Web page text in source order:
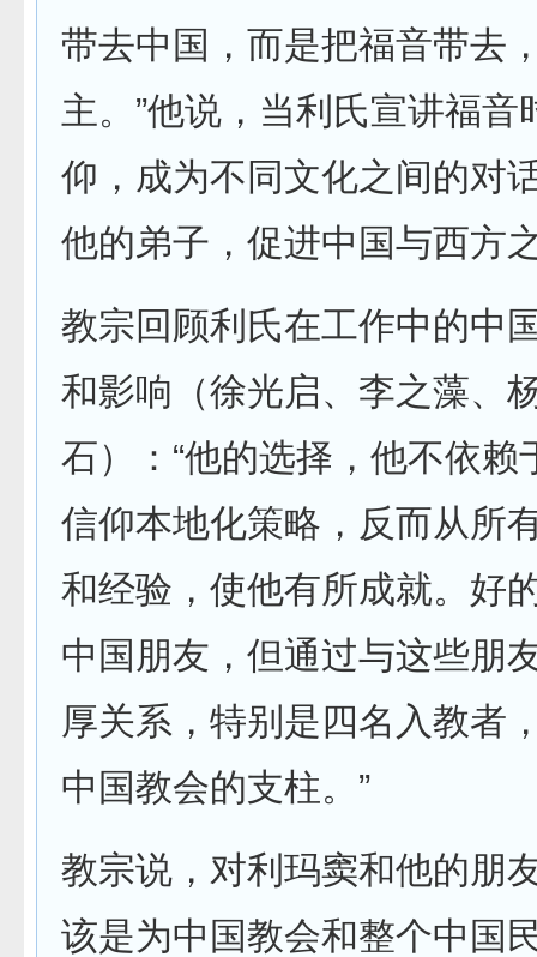
带去中国，而是把福音带去
主。”他说，当利氏宣讲福音
仰，成为不同文化之间的对
他的弟子，促进中国与西方
教宗回顾利氏在工作中的中
和影响（徐光启、李之藻、
石）：“他的选择，他不依赖
信仰本地化策略 ，反而从所
和经验，使他有所成就。好
中国朋友，但通过与这些朋
厚关系，特别是四名入教者
中国教会的支柱。”
教宗说，对利玛窦和他的朋
该是为中国教会和整个中国